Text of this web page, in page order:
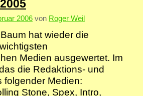
2006 von Roger Weil
hat wieder die
Medien ausgewertet. Im
die Redaktions- und
folgender Medien:
Stone, Spex, Intro,